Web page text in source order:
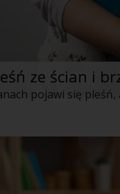
ze ścian i